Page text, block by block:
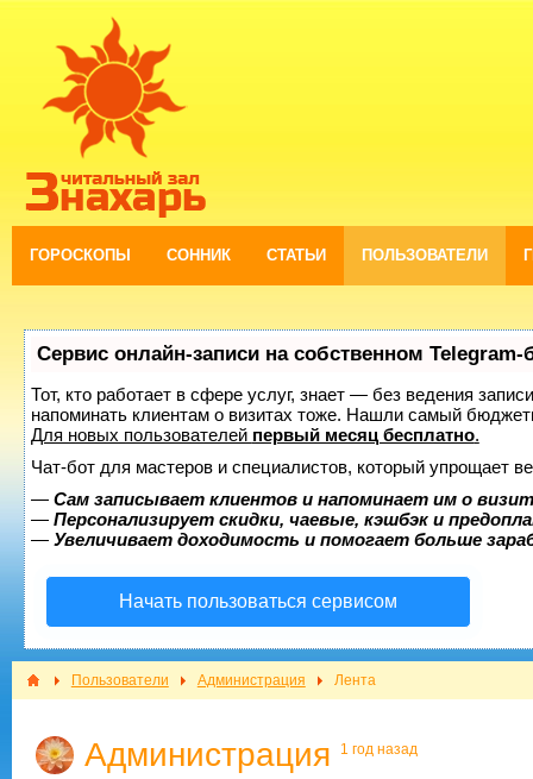
ГОРОСКОПЫ СОННИК СТАТЬИ ПОЛЬЗОВАТЕЛИ
Сервис онлайн-записи на собственном Telegram-
Тот, кто работает в сфере услуг, знает — без ведения
напоминать клиентам о визитах тоже. Нашли самый
Для новых пользователей первый месяц бесплатно.
Чат-бот для мастеров и специалистов, который упрощает
— Сам записывает клиентов и напоминает им о
— Персонализирует скидки, чаевые, кэшбэк и
— Увеличивает доходимость и помогает больше
Начать пользоваться сервисом
Пользователи Администрация Лента
Администрация 1 год назад